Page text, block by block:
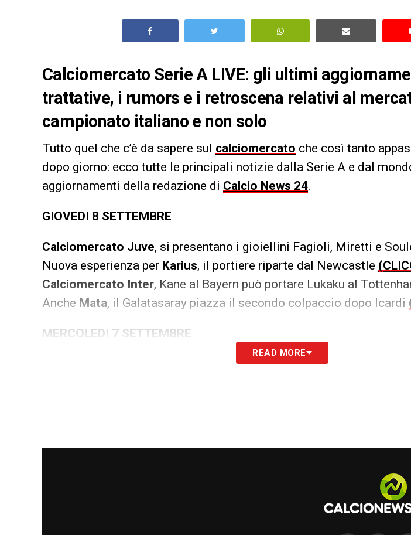
Calciomercato Serie A LIVE: gli ultimi
trattative, i rumors e i retroscena relativi al
campionato italiano e non solo
Tutto quel che c’è da sapere sul calciomercato che così tanto
dopo giorno: ecco tutte le principali notizie dalla Serie A e dal
aggiornamenti della redazione di Calcio News 24.
GIOVEDI 8 SETTEMBRE
Calciomercato Juve, si presentano i gioiellini Fagioli, Miretti e
Nuova esperienza per Karius, il portiere riparte dal Newcastle
Calciomercato Inter, Kane al Bayern può portare Lukaku al
Anche Mata, il Galatasaray piazza il secondo colpaccio dopo Icardi
MERCOLEDI 7 SETTEMBRE
Cristiano Ronaldo? Un po’ me lo ero
non lascerà il Marsiglia per
READ MORE